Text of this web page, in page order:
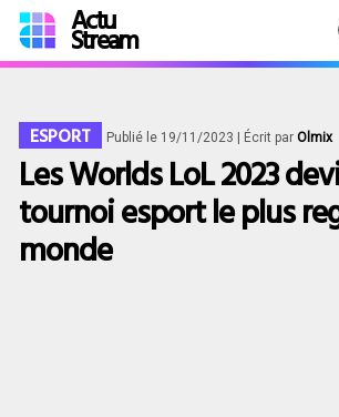
Actu
Stream
ESPORT Publié le 19/11/2023 | Écrit par Olmix
Les Worlds LoL 2023
tournoi esport le plus
monde